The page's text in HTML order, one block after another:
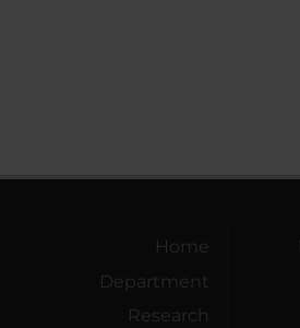
Home
Department
Research